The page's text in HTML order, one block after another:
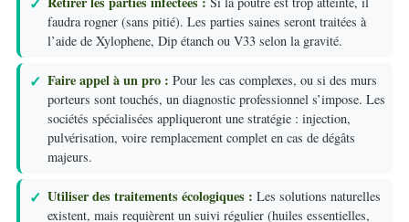
faudra rogner (sans pitié). Les parties saines seront traitées à
l’aide de Xylophene, Dip étanch ou V33 selon la gravité.
Faire appel à un pro : Pour les cas complexes, ou si des murs
porteurs sont touchés, un diagnostic professionnel s’impose. Les
sociétés spécialisées appliqueront une stratégie : injection,
pulvérisation, voire remplacement complet en cas de dégâts
majeurs.
Utiliser des traitements écologiques : Les solutions naturelles
existent, mais requièrent un suivi régulier (huiles essentielles,